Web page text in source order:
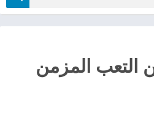
التعب المزمن